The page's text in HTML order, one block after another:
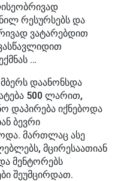
რესურსებს და
ვატარებდით
…
დაანონსდა
500 ლარით,
დაპირება იქნებოდა
ბევრი
მართლაც ასე
მცირესაათიან
მენტორებს
შეუმცირდათ.